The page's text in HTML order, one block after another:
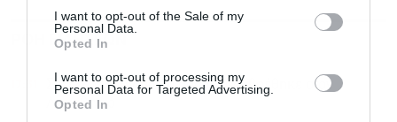
I want to opt-out of the Sale of my
Personal Data.
Opted In
I want to opt-out of processing my
Personal Data for Targeted Advertising.
Opted In
ΡΟΗ ΕΙΔΗΣΕΩΝ
Σε 57χρονη ανήκει η σορός που βρέθηκε στον
Λυκαβηττό